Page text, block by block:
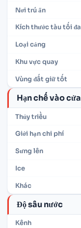
Nơi trú ẩn
Kích thước tàu tối đa
Loại cảng
Khu vực quay
Vùng đất giữ tốt
Hạn chế vào cửa
Thủy triều
Giới hạn chi phí
Sưng lên
Ice
Khác
Độ sâu nước
Kênh